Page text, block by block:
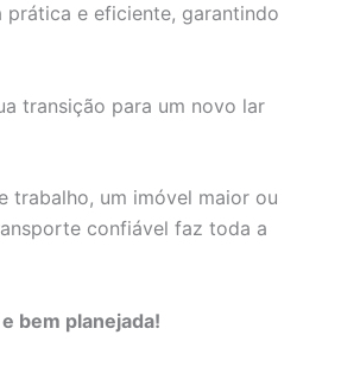
prática e eficiente, garantindo
transição para um novo lar
trabalho, um imóvel maior ou
confiável faz toda a
bem planejada!